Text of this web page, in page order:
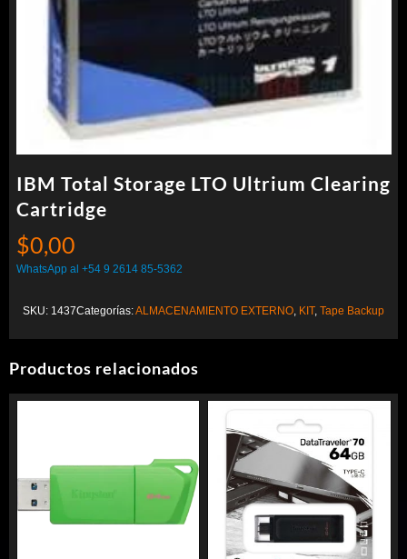
IBM Total Storage LTO Ultrium Clearing
Cartridge
$0,00
WhatsApp al +54 9 2614 85-5362
SKU: 1437Categorías:ALMACENAMIENTO EXTERNO KIT, Tape Backup
Productos relacionados